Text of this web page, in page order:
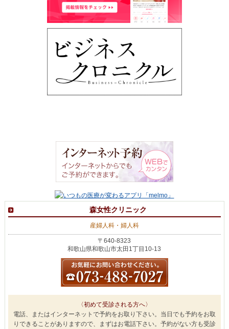
森女性クリニック
産婦人科・婦人科
〒640-8323
和歌山県和歌山市太田1丁目10-13
〈初めて受診される方へ〉
電話、またはインターネットで予約をお取り下さい。当日でも予約をお取
りできることがありますので、まずはお電話下さい。予約がない方も受診